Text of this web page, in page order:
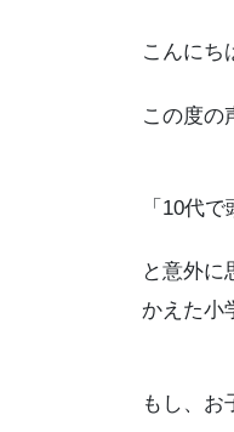
こんにち
この度の
「10代
と意外に
かえた小
もし、お